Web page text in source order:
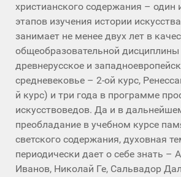
христианского содержания – один
этапов изучения истории
занимает не менее двух лет в
общеобразовательной дисциплины
древнерусское и
средневековье – 2-ой курс,
й курс) и три года в программе
искусствоведов. Да и в
преобладание в учебном курсе
светского содержания, духовная
периодически дает о себе знать –
Иванов, Николай Ге, Сальвадор